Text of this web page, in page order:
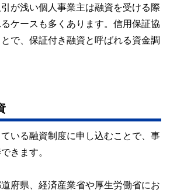
が浅い個人事業主は融資を受ける際
ケースも多くあります。信用保証協
で、保証付き融資と呼ばれる資金調
いる融資制度に申し込むことで、事
きます。
府県、経済産業省や厚生労働省にお